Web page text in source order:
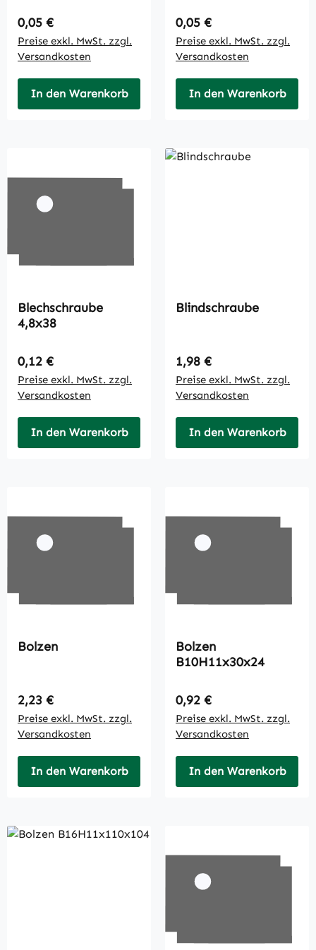
Regulärer Preis:
0,05 €
Preise exkl. MwSt. zzgl.
Versandkosten
In den Warenkorb
Regulärer Preis:
0,05 €
Preise exkl. MwSt. zzgl.
Versandkosten
In den Warenkorb
Blechschraube
4,8x38
Regulärer Preis:
0,12 €
Preise exkl. MwSt. zzgl.
Versandkosten
In den Warenkorb
Blindschraube
Regulärer Preis:
1,98 €
Preise exkl. MwSt. zzgl.
Versandkosten
In den Warenkorb
Bolzen
Regulärer Preis:
2,23 €
Preise exkl. MwSt. zzgl.
Versandkosten
In den Warenkorb
Bolzen
B10H11x30x24
Regulärer Preis:
0,92 €
Preise exkl. MwSt. zzgl.
Versandkosten
In den Warenkorb